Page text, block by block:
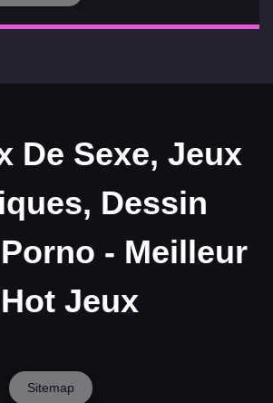
De Sexe, Jeux
Dessin
- Meilleur
Hot Jeux
Sitemap